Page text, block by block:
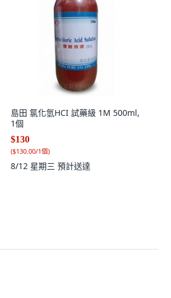
島田 氯化氫HCI 試藥級 1M 500ml,
1個
$130
($130.00/1個)
8/12 星期三 預計送達